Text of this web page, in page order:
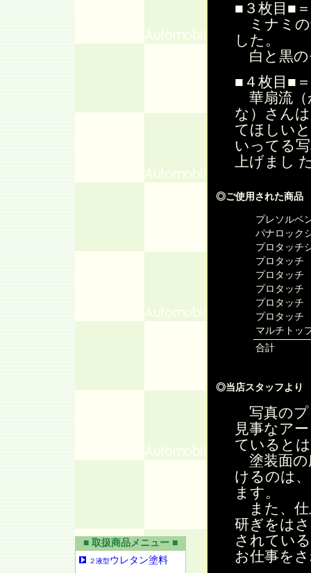
■３枚目■
ミナミの
した。
白と黒の
■４枚目■
華扇流（
な）さん
てほしい
いってる
上げまし
◎ご使用された商品
プレソルベ
パナロック
プロタッチ
プロタッチ
プロタッ
プロタッ
プロタッ
プロタッ
マルチトッ
合計
◎当店スタッフより
写真のプ
見事なア
ていると
塗装面の
けるのは
ます。
また、仕
研ぎをは
されてい
お仕事を
■ 取扱商品メニュー ■
２液型ウレタン塗料